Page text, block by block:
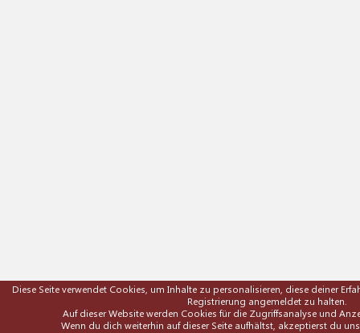
Diese Seite verwendet Cookies, um Inhalte zu personalisieren, diese deiner
Registrierung angemeldet zu halten.
Auf dieser Website werden Cookies für die Zugriffsanalyse und
Wenn du dich weiterhin auf dieser Seite aufhältst, akzeptierst du